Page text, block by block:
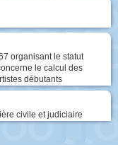
organisant le statut
le calcul des
débutants
civile et judiciaire